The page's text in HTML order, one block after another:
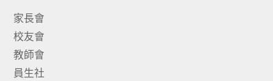
家長會
校友會
教師會
員生社